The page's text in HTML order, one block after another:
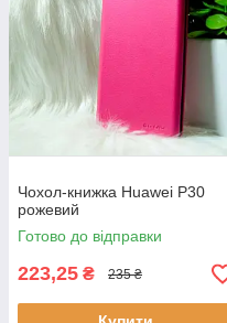
Чохол-книжка Huawei P30
рожевий
Готово до відправки
223,25 ₴ 235 ₴